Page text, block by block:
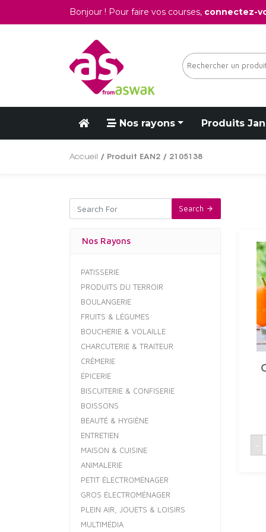
Bonjour ! Pour faire vos courses, connectez-
Nos rayons Produits
Accueil / Produit EAN2 / 2105138
Search
Nos Rayons
PATISSERIE
PRODUITS DU TERROIR
BOULANGERIE
FRUITS & LÉGUMES
BOUCHERIE & VOLAILLE
CHARCUTERIE & TRAITEUR
CRÈMERIE
ÉPICERIE
BISCUITERIE & CONFISERIE
BOISSONS
BEAUTÉ & HYGIÈNE
ENTRETIEN
MAISON & CUISINE
ANIMALERIE
PETIT ÉLECTROMÉNAGER
GROS ÉLECTROMÉNAGER
PLEIN AIR, JOUETS & LOISIRS
MULTIMÉDIA
-